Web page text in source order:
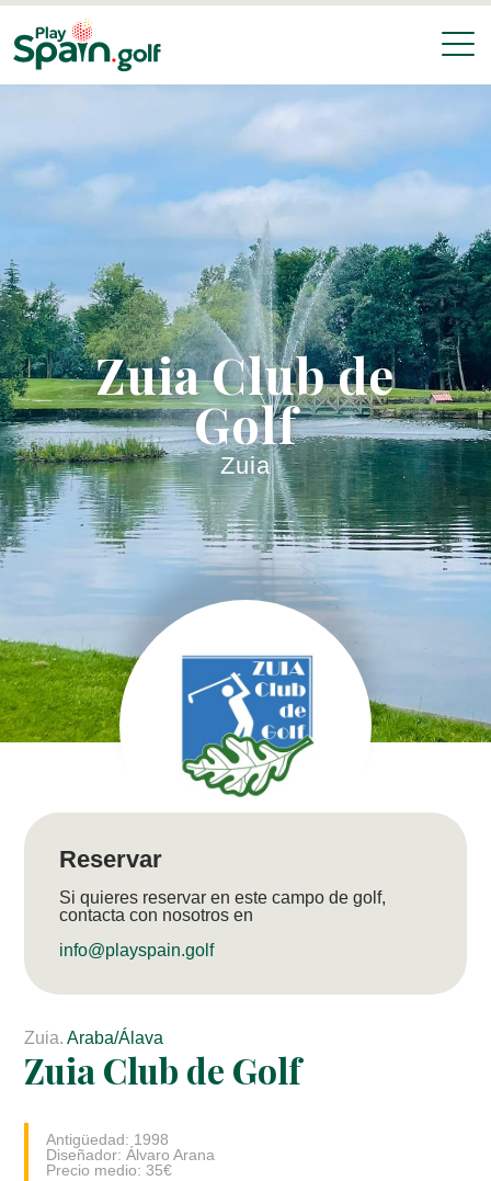
Zuia Club de
Golf
Zuia
Zuia.Araba/Álava
Zuia Club de Golf
Antigüedad: 1998
Diseñador: Álvaro Arana
Precio medio: 35€
Reservar
Si quieres reservar en este campo de golf,
contacta con nosotros en
info@playspain.golf